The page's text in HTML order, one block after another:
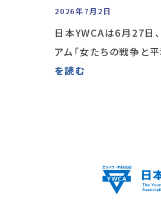
2026年7月2日
日本YWCAは6月27日、
アム「女たちの戦争と平
を読む